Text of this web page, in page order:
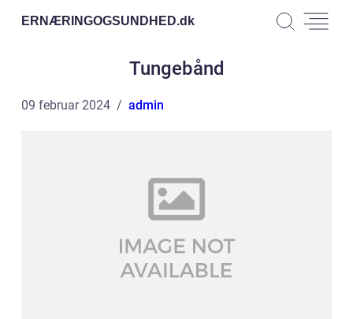
ERNÆRINGOGSUNDHED.dk
Tungebånd
09 februar 2024 admin